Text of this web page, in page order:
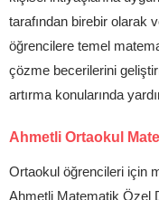
tarafından birebir olarak
öğrencilere temel
çözme becerilerini
artırma konularında
Ahmetli Ortaokul
Ortaokul öğrencileri için
Ahmetli Matematik Özel